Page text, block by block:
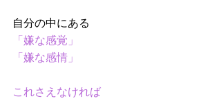
自分の中にある
「嫌な感覚」
「嫌な感情」
これさえなければ